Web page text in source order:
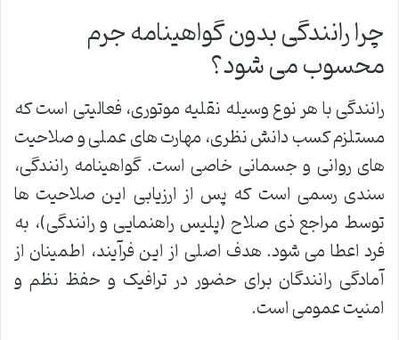
چرا رانندگی بدون گواهینامه جرم
محسوب می شود؟
رانندگی با هر نوع وسیله نقلیه موتوری، فعالیتی است که
مستلزم کسب دانش نظری، مهارت های عملی و صلاحیت
های روانی و جسمانی خاصی است. گواهینامه رانندگی،
سندی رسمی است که پس از ارزیابی این صلاحیت ها
توسط مراجع ذی صلاح (پلیس راهنمایی و رانندگی)، به
فرد اعطا می شود. هدف اصلی از این فرآیند، اطمینان از
آمادگی رانندگان برای حضور در ترافیک و حفظ نظم و
امنیت عمومی است.